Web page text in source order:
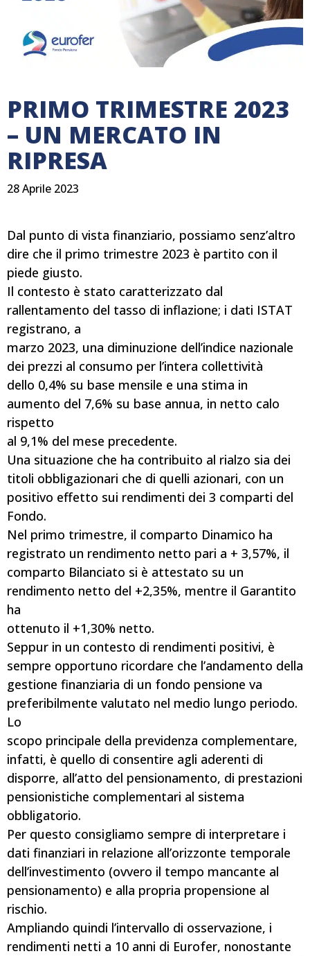
PRIMO TRIMESTRE 2023
– UN MERCATO IN
RIPRESA
28 Aprile 2023
Dal punto di vista finanziario, possiamo senz’altro
dire che il primo trimestre 2023 è partito con il
piede giusto.
Il contesto è stato caratterizzato dal
rallentamento del tasso di inflazione; i dati ISTAT
registrano, a
marzo 2023, una diminuzione dell’indice nazionale
dei prezzi al consumo per l’intera collettività
dello 0,4% su base mensile e una stima in
aumento del 7,6% su base annua, in netto calo
rispetto
al 9,1% del mese precedente.
Una situazione che ha contribuito al rialzo sia dei
titoli obbligazionari che di quelli azionari, con un
positivo effetto sui rendimenti dei 3 comparti del
Fondo.
Nel primo trimestre, il comparto Dinamico ha
registrato un rendimento netto pari a + 3,57%, il
comparto Bilanciato si è attestato su un
rendimento netto del +2,35%, mentre il Garantito
ha
ottenuto il +1,30% netto.
Seppur in un contesto di rendimenti positivi, è
sempre opportuno ricordare che l’andamento della
gestione finanziaria di un fondo pensione va
preferibilmente valutato nel medio lungo periodo.
Lo
scopo principale della previdenza complementare,
infatti, è quello di consentire agli aderenti di
disporre, all’atto del pensionamento, di prestazioni
pensionistiche complementari al sistema
obbligatorio.
Per questo consigliamo sempre di interpretare i
dati finanziari in relazione all’orizzonte temporale
dell’investimento (ovvero il tempo mancante al
pensionamento) e alla propria propensione al
rischio.
Ampliando quindi l’intervallo di osservazione, i
rendimenti netti a 10 anni di Eurofer, nonostante